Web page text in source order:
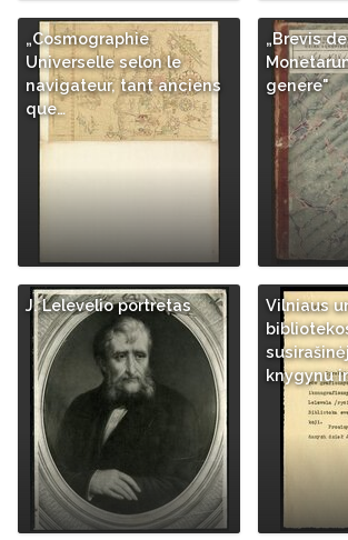
„Cosmographie
Universelle selon le
navigateur, tant anciens
que…
„Brevis
genere"
J. Lelevelio portretas
Vilniaus
knygynu